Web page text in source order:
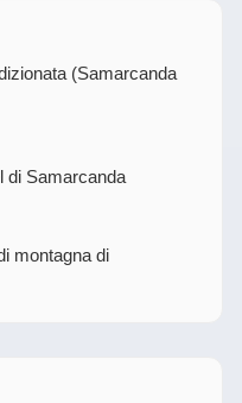
(Samarcanda
di Samarcanda
montagna di